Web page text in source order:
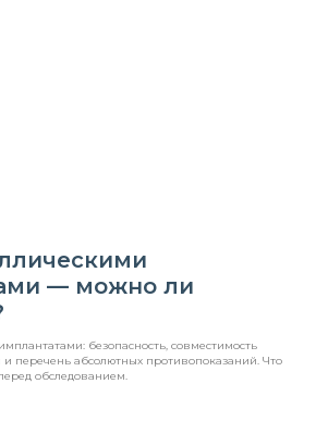
— можно ли
безопасность, совместимость
перечень абсолютных противопоказаний. Что
обследованием.